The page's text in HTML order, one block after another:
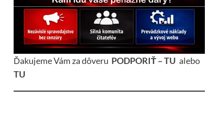
Ďakujeme Vám za dôveru PODPORIŤ – TU alebo
TU